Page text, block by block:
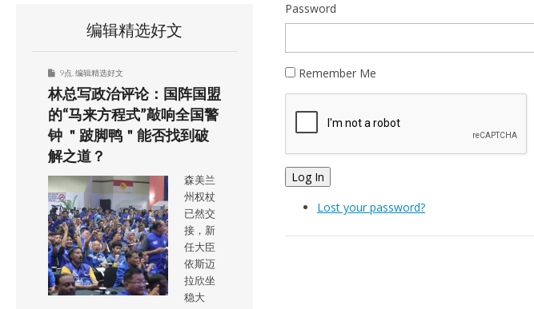
Password
Remember Me
Log In
Lost your password?
编辑精选好文
9点 编辑精选好文
林总写政治评论：国阵国盟
的“马来方程式”敲响全国警
钟 ＂跛脚鸭＂能否找到破
解之道？
森美兰
州权杖
已然交
接，新
任大臣
依斯迈
拉欣坐
稳大